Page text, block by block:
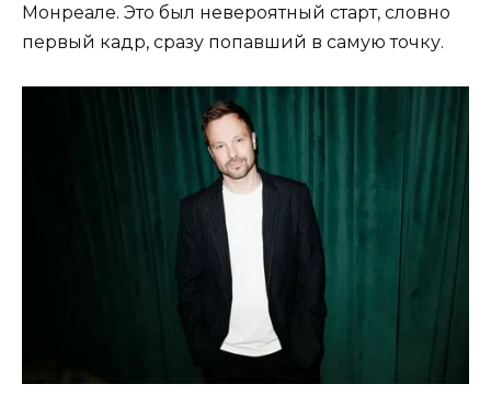
Монреале. Это был невероятный старт, словно
первый кадр, сразу попавший в самую точку.